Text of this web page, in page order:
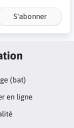
S'abonner
(bat)
en ligne